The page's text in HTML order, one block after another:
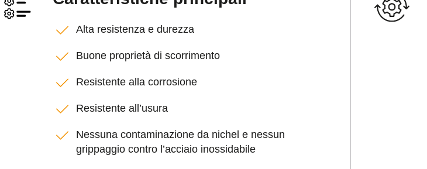
Alta resistenza e durezza
Buone proprietà di scorrimento
Resistente alla corrosione
Resistente all’usura
Nessuna contaminazione da nichel e nessun
grippaggio contro l’acciaio inossidabile